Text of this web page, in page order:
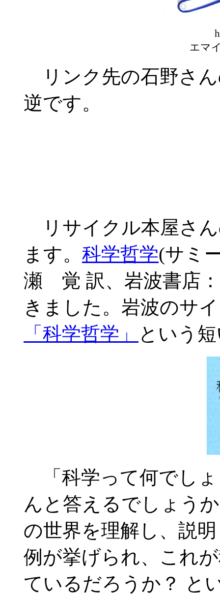
エマ
リンク先の石野さ
逆です。
リサイクル本屋さ
ます。 科学哲学(サミ
瀬 覚 訳、岩波書店
きました。岩波のサ
「科学哲学」
という
「科学って何でし
んと答えるでしょう
の世界を理解し、説
例が挙げられ、これ
ているだろうか？ と